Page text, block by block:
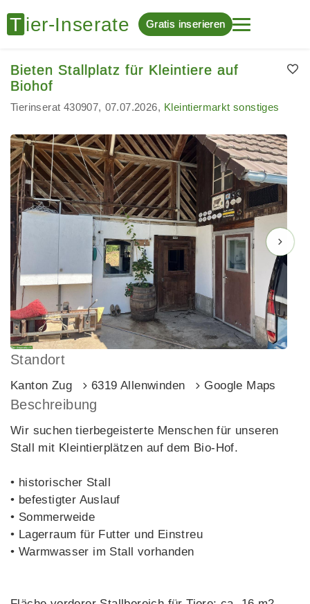
Gratis inserieren
Bieten Stallplatz für Kleintiere auf
Biohof
Tierinserat 430907 07.07.2026 Kleintiermarkt sonstiges
Standort
Kanton Zug 6319 Allenwinden Google Maps
Beschreibung
Wir suchen tierbegeisterte Menschen für unseren
Stall mit Kleintierplätzen auf dem Bio-Hof.
• historischer Stall
• befestigter Auslauf
• Sommerweide
• Lagerraum für Futter und Einstreu
• Warmwasser im Stall vorhanden